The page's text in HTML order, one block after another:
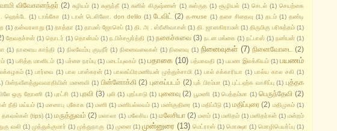
விவேகானந்தர் (2) சுழியம் (1) சுளுந்தீ (1) சுனில் கிருஷ்ணன் (1) சுஸ்ருத (1) சூழியல் (1) செடல் (1) செயற்கை
ஹெக்டே (1) டாங்கோ (1) டான் டெலிலோ. don delilo (1) டேவிட் (2) த-muse (1) தசை சிதைவு (1) தடம் (1) தண்டி
(1) தன்வரலாறு (1) தாத்தா (1) தாமஸ் ஜோசெப் (1) தி. அ . ஸ்ரீனிவாசன் (1) தி. ஜானகிராமன் (1) திருமிகு பரிசுத்தம் (1)
தேவதச்சன் (1) தொடர் (1) தொன்மம் (1) ந.பிச்சமூர்த்தி (1) நகைச்சுவை (3) நடன மங்கை (1) நட்பாஸ் (1) நண்பன் (1)
(1) நாளைய காந்தி (1) நிலவேம்பு குடிநீர் (1) நினைவலைகள் (1) நினைவு (1) நினைவுகள் (7) நினைவோடை (2)
(1) பசித்த மானிடம் (1) பச்சை நரம்பு (1) படைப்புலகம் (1) பதாகை (10) பத்மாவதி (1) பயண இலக்கியம் (1) பயணம்
(1) பார்வை (1) பால பாஸ்கரன் (1) பாலசுப்பிரமணியன் முத்துச்சாமி (1) பால் சக்காரியா (1) பால்ய கால சகி (1)
பின்நவீனத்துவவாதியின் மனைவி (1) பின்னோக்கி (2) புகைப்படம் (2) புக் பிரம்மா (1) புட்டஹ்க வாசிப்பு (1) புத்தக
ஒரு தோணி (1) புரட்சி (1) புரவி (3) புலி (1) புறப்பாடு (1) புனைவு (2) பூமணி (1) பெத்தம்மா (1) பெருந்தேவி (2)
நீதி மய்யம் (1) மசனாபு புகோக (1) மணி (1) மணிபல்லவம் (1) மண்குதிரை (1) மதிப்பீடு (1) மதிப்புரை (2) மதிமுகம் (1)
தகவல்கள் (tips) (1) மருத்துவம் (2) மலாலா (1) மலேசிய (1) மலேசியா (2) மனம் (1) மனிதம் (1) மனிதர்கள் (1) மன்றம்
வலி (1) முத்துக்குமார் (1) முத்துநாகு (1) முனை (1) முன்னுரை (13) மெட்ராஸ் (1) மொக்ஷா (1) மொழிபெயர்ப்பு (1)